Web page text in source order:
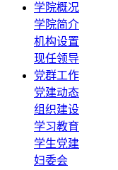
学院概况
学院简介
机构设置
现任领导
党群工作
党建动态
组织建设
学习教育
学生党建
妇委会